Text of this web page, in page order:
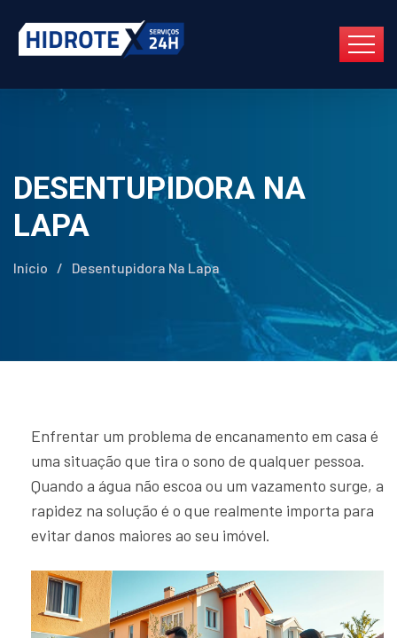
DESENTUPIDORA NA
LAPA
Início / Desentupidora Na Lapa
Enfrentar um problema de encanamento em casa é
uma situação que tira o sono de qualquer pessoa.
Quando a água não escoa ou um vazamento surge, a
rapidez na solução é o que realmente importa para
evitar danos maiores ao seu imóvel.